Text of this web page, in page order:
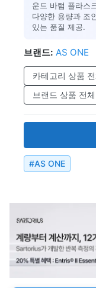
운드 바텀 플라스
다양한 용량과 조
있는 품질 제공.
브랜드: AS ONE
카테고리 상품
브랜드 상품 전
#AS ONE